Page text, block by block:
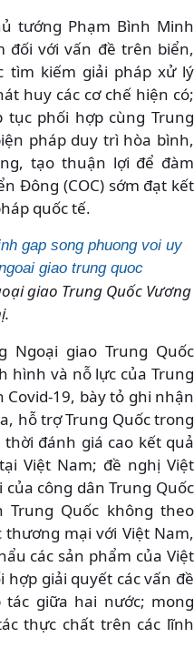
tướng Phạm Bình Minh
đối với vấn đề trên biển,
tìm kiếm giải pháp xử lý
huy các cơ chế hiện có;
tục phối hợp cùng Trung
pháp duy trì hòa bình,
tạo thuận lợi để đàm
Đông (COC) sớm đạt kết
quốc tế.
giao Trung Quốc Vương
Ngoại giao Trung Quốc
hình và nỗ lực của Trung
19, bày tỏ ghi nhận
hỗ trợ Trung Quốc trong
đánh giá cao kết quả
Việt Nam; đề nghị Việt
công dân Trung Quốc
Trung Quốc không theo
mại với Việt Nam,
các sản phẩm của Việt
hợp giải quyết các vấn đề
giữa hai nước; mong
thực chất trên các lĩnh